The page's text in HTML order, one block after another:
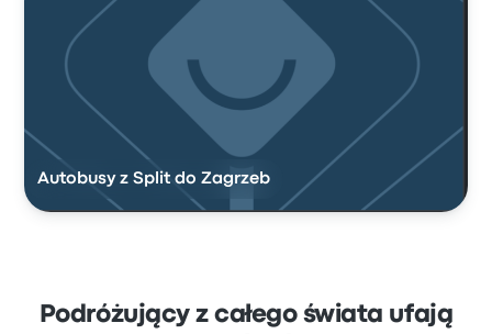
Autobusy z Split do Zagrzeb
Podróżujący z całego świata ufają